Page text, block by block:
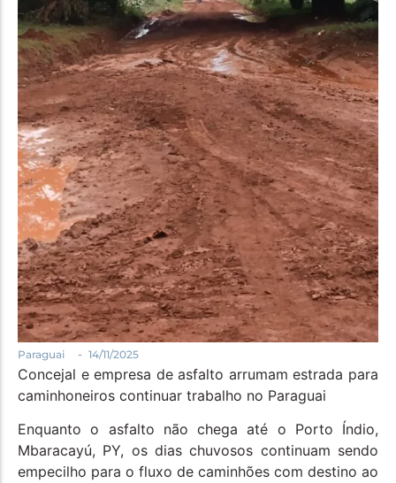
Paraguai - 14/11/2025
Concejal e empresa de asfalto arrumam estrada para
caminhoneiros continuar trabalho no Paraguai
Enquanto o asfalto não chega até o Porto Índio,
Mbaracayú, PY, os dias chuvosos continuam sendo
empecilho para o fluxo de caminhões com destino ao